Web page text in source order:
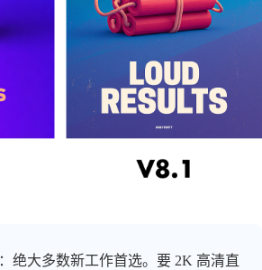
：绝大多数新工作首选。要 2K 高清直